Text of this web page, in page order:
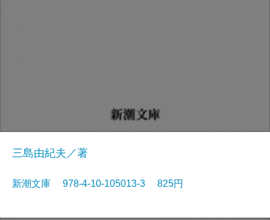
三島由紀夫／著
新潮文庫 978-4-10-105013-3 825円